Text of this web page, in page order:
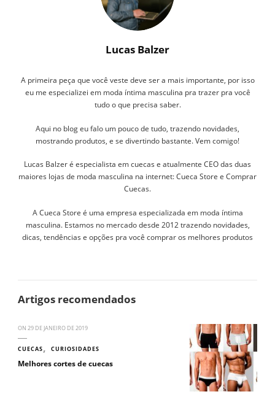
Lucas Balzer
A primeira peça que você veste deve ser a mais importante, por isso
eu me especializei em moda íntima masculina pra trazer pra você
tudo o que precisa saber.
Aqui no blog eu falo um pouco de tudo, trazendo novidades,
mostrando produtos, e se divertindo bastante. Vem comigo!
Lucas Balzer é especialista em cuecas e atualmente CEO das duas
maiores lojas de moda masculina na internet: Cueca Store e Comprar
Cuecas.
A Cueca Store é uma empresa especializada em moda íntima
masculina. Estamos no mercado desde 2012 trazendo novidades,
dicas, tendências e opções pra você comprar os melhores produtos
Artigos recomendados
ON 29 DE JANEIRO DE 2019
CUECAS CURIOSIDADES
Melhores cortes de cuecas